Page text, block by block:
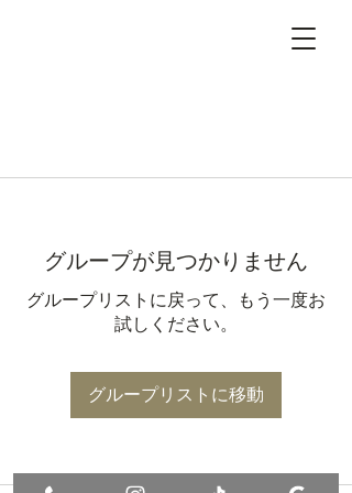
グループが見つかりません
グループリストに戻って、もう一度お
試しください。
グループリストに移動